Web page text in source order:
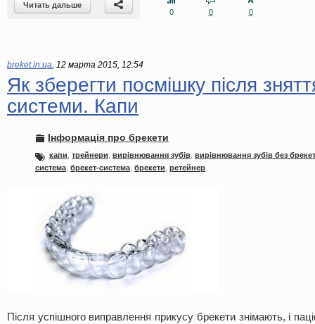
Читать дальше
0
0 0
breket.in.ua, 12 марта 2015, 12:54
Як зберегти посмішку після
системи. Капи
Інформація про брекети
капи трейнери вирівнювання зубів вирівнювання зубів без
система брекет-система брекети ретейнер
Після успішного виправлення прикусу брекети знімають, і